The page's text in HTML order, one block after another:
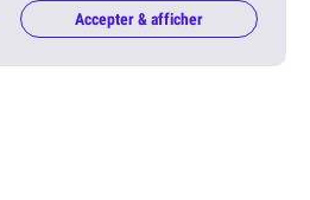
Accepter & afficher